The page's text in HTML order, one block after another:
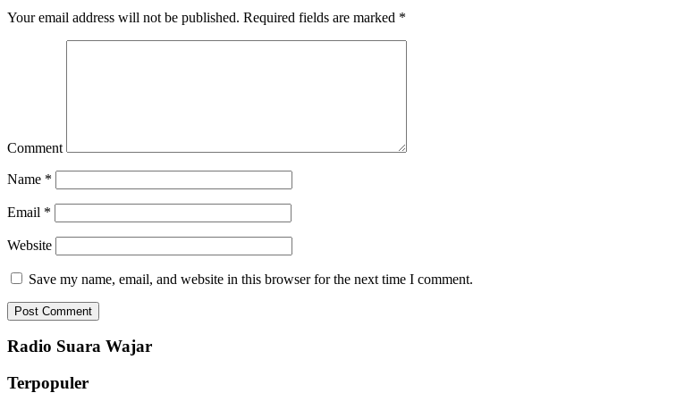
Your email address will not be published. Required fields are marked *
Comment
Name *
Email *
Website
Save my name, email, and website in this browser for the next time I comment.
Radio Suara Wajar
Terpopuler